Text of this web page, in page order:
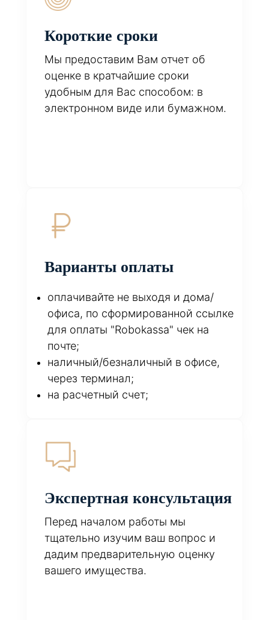
Короткие сроки
Мы предоставим Вам отчет об
оценке в кратчайшие сроки
удобным для Вас способом: в
электронном виде или бумажном.
Варианты оплаты
оплачивайте не выходя и дома/
офиса, по сформированной ссылке
для оплаты "Robokassa" чек на
почте;
наличный/безналичный в офисе,
через терминал;
на расчетный счет;
Экспертная консультация
Перед началом работы мы
тщательно изучим ваш вопрос и
дадим предварительную оценку
вашего имущества.